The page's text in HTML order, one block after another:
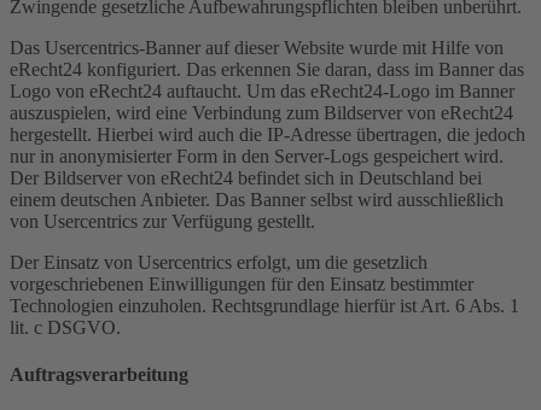
Zwingende gesetzliche Aufbewahrungspflichten bleiben unberührt.
Das Usercentrics-Banner auf dieser Website wurde mit Hilfe von
eRecht24 konfiguriert. Das erkennen Sie daran, dass im Banner das
Logo von eRecht24 auftaucht. Um das eRecht24-Logo im Banner
auszuspielen, wird eine Verbindung zum Bildserver von eRecht24
hergestellt. Hierbei wird auch die IP-Adresse übertragen, die jedoch
nur in anonymisierter Form in den Server-Logs gespeichert wird.
Der Bildserver von eRecht24 befindet sich in Deutschland bei
einem deutschen Anbieter. Das Banner selbst wird ausschließlich
von Usercentrics zur Verfügung gestellt.
Der Einsatz von Usercentrics erfolgt, um die gesetzlich
vorgeschriebenen Einwilligungen für den Einsatz bestimmter
Technologien einzuholen. Rechtsgrundlage hierfür ist Art. 6 Abs. 1
lit. c DSGVO.
Auftragsverarbeitung